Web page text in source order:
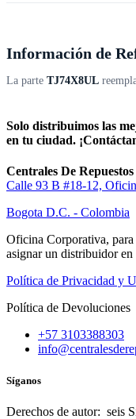
Información de
La parte TJ74X8UL
Solo distribuimos las
en tu ciudad.
Centrales De
Calle 93 B #18-12,
Bogota D.C. - Colombia
Oficina Corporativa, para
asignar un distribuidor en
Política de Privacidad y
Política de Devoluciones
+57 3103388303
Síganos
Derechos de autor: seis